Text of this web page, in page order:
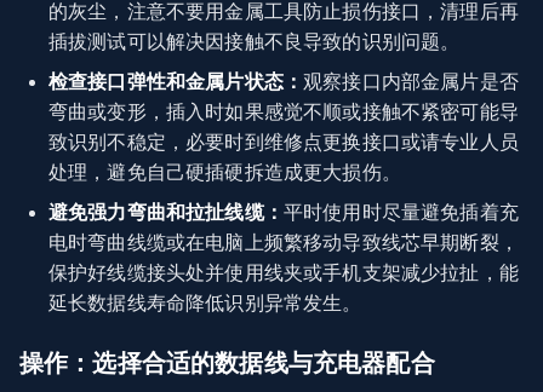
的灰尘，注意不要用金属工具防止损伤接口，清理后再
插拔测试可以解决因接触不良导致的识别问题。
检查接口弹性和金属片状态：观察接口内部金属片是否
弯曲或变形，插入时如果感觉不顺或接触不紧密可能导
致识别不稳定，必要时到维修点更换接口或请专业人员
处理，避免自己硬插硬拆造成更大损伤。
避免强力弯曲和拉扯线缆： 平时使用时尽量避免插着充
电时弯曲线缆或在电脑上频繁移动导致线芯早期断裂，
保护好线缆接头处并使用线夹或手机支架减少拉扯，能
延长数据线寿命降低识别异常发生。
操作：选择合适的数据线与充电器配合